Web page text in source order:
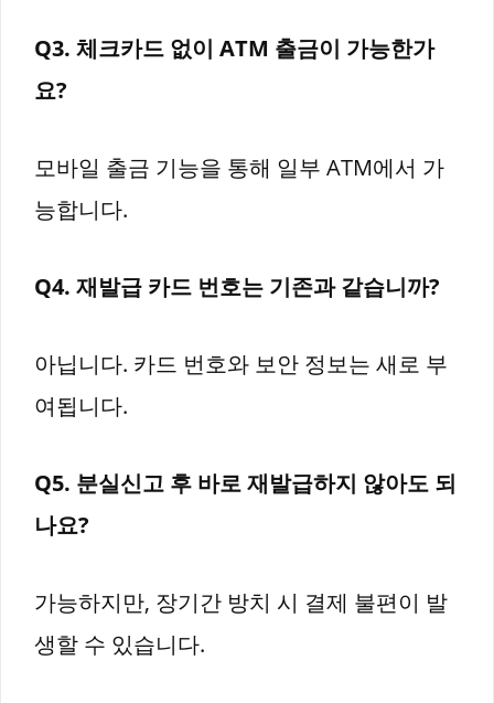
Q3. 체크카드 없이 ATM 출금이 가능한가
요?
모바일 출금 기능을 통해 일부 ATM에서 가
능합니다.
Q4. 재발급 카드 번호는 기존과 같습니까?
아닙니다. 카드 번호와 보안 정보는 새로 부
여됩니다.
Q5. 분실신고 후 바로 재발급하지 않아도 되
나요?
가능하지만, 장기간 방치 시 결제 불편이 발
생할 수 있습니다.